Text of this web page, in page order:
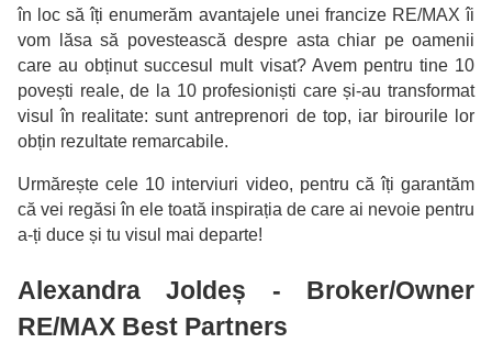
în loc să îți enumerăm avantajele unei francize RE/MAX îi
vom lăsa să povestească despre asta chiar pe oamenii
care au obținut succesul mult visat? Avem pentru tine 10
povești reale, de la 10 profesioniști care și-au transformat
visul în realitate: sunt antreprenori de top, iar birourile lor
obțin rezultate remarcabile.
Urmărește cele 10 interviuri video, pentru că îți garantăm
că vei regăsi în ele toată inspirația de care ai nevoie pentru
a-ți duce și tu visul mai departe!
Alexandra Joldeș - Broker/Owner
RE/MAX Best Partners